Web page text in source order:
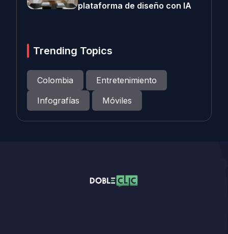
plataforma de diseño con IA
Trending Topics
Colombia
Entretenimiento
Infografías
Móviles